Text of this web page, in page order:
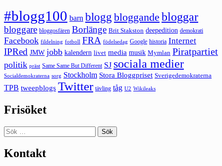
#blogg100 barn blogg bloggande bloggar
bloggare bloggosfären Borlänge Brit Stakston deepedition demokrati
Facebook fildelning fotboll FRA födelsedag Google historia Internet
IPRed JMW jobb kalendern livet media musik Mymlan Piratpartiet
politik präst Same Same But Different SJ sociala medier
Socialdemokraterna sorg Stockholm Stora Bloggpriset Sverigedemokraterna
TPB tweepblogs Twitter tävling tåg U2 Wikileaks
Frisöket
Sök
efter:
Kontakt